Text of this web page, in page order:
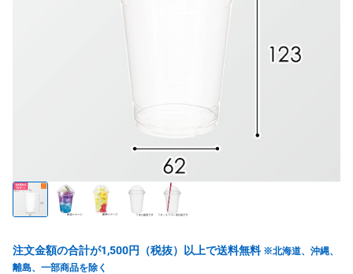
注文金額の合計が1,500円（税抜）以上で送料無料 ※北海道、沖縄、
離島、一部商品を除く